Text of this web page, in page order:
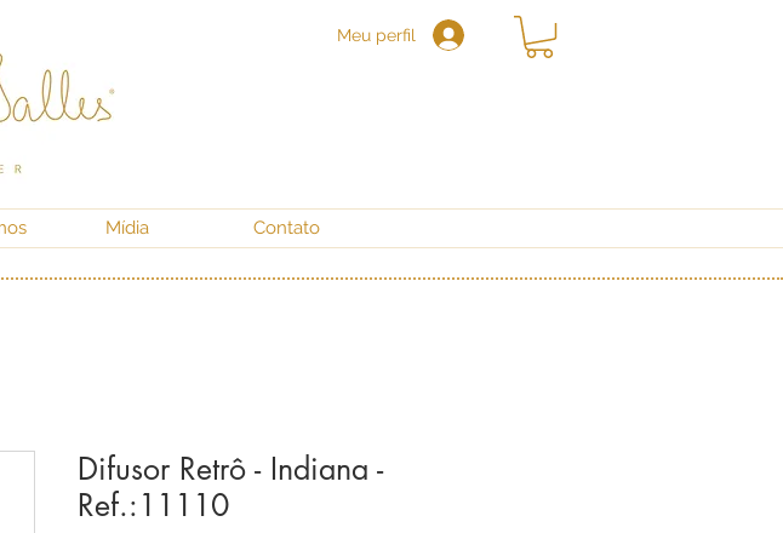
Meu perfil
Mídia Contato
Difusor Retrô - Indiana -
Ref.:11110